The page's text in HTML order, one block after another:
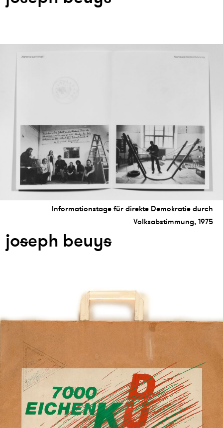
Informationstage für direkte Demokratie durch
Volksabstimmung, 1975
joseph beuys